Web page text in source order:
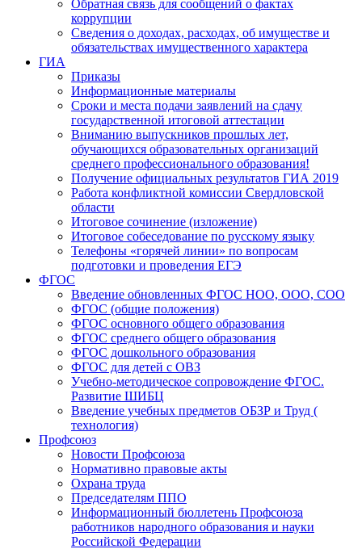
Обратная связь для сообщений о фактах
коррупции
Сведения о доходах, расходах, об имуществе и
обязательствах имущественного характера
ГИА
Приказы
Информационные материалы
Сроки и места подачи заявлений на сдачу
государственной итоговой аттестации
Вниманию выпускников прошлых лет,
обучающихся образовательных организаций
среднего профессионального образования!
Получение официальных результатов ГИА 2019
Работа конфликтной комиссии Свердловской
области
Итоговое сочинение (изложение)
Итоговое собеседование по русскому языку
Телефоны «горячей линии» по вопросам
подготовки и проведения ЕГЭ
ФГОС
Введение обновленных ФГОС НОО, ООО, СОО
ФГОС (общие положения)
ФГОС основного общего образования
ФГОС среднего общего образования
ФГОС дошкольного образования
ФГОС для детей с ОВЗ
Учебно-методическое сопровождение ФГОС.
Развитие ШИБЦ
Введение учебных предметов ОБЗР и Труд (
технология)
Профсоюз
Новости Профсоюза
Нормативно правовые акты
Охрана труда
Председателям ППО
Информационный бюллетень Профсоюза
работников народного образования и науки
Российской Федерации